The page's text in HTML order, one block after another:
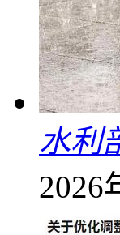
水利
2026